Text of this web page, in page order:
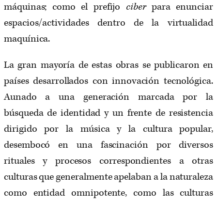
máquinas; como el prefijo ciberpara enunciar
espacios/actividades dentro de la virtualidad
maquínica.
La gran mayoría de estas obras se publicaron en
países desarrollados con innovación tecnológica.
Aunado a una generación marcada por la
búsqueda de identidad y un frente de resistencia
dirigido por la música y la cultura popular,
desembocó en una fascinación por diversos
rituales y procesos correspondientes a otras
culturas que generalmente apelaban a la naturaleza
como entidad omnipotente, como las culturas